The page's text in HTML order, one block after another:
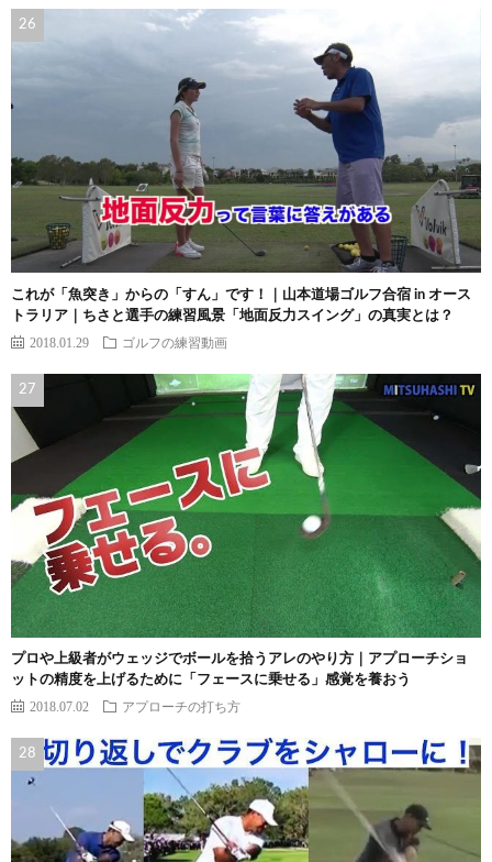
これが「魚突き」からの「すん」です！｜山本道場ゴルフ合宿 in オース
トラリア｜ちさと選手の練習風景「地面反力スイング」の真実とは？
2018.01.29 ゴルフの練習動画
プロや上級者がウェッジでボールを拾うアレのやり方｜アプローチショ
ットの精度を上げるために「フェースに乗せる」感覚を養おう
2018.07.02 アプローチの打ち方